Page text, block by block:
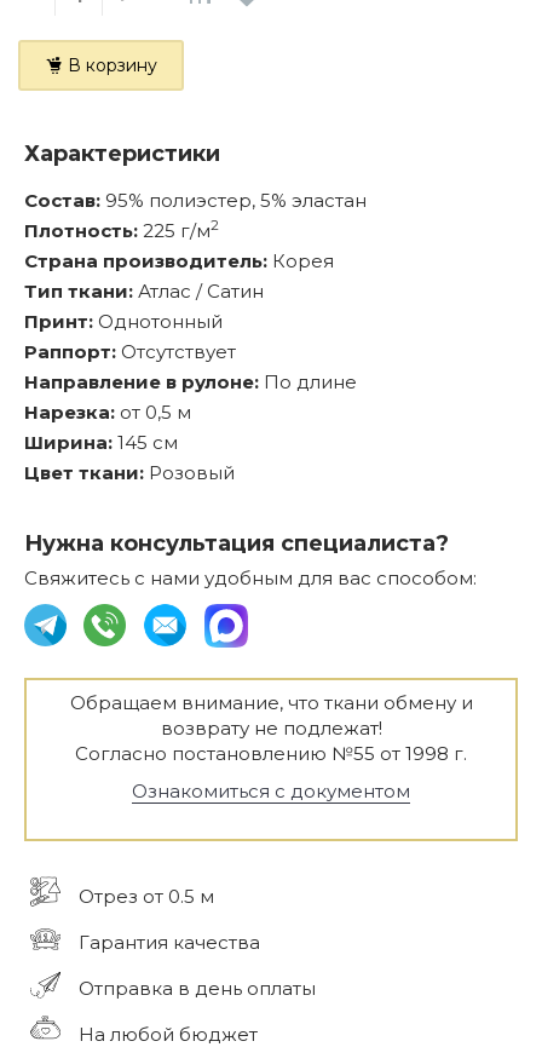
В корзину
Характеристики
Состав: 95% полиэстер, 5% эластан
Плотность: 225 г/м2
Страна производитель: Корея
Тип ткани: Атлас / Сатин
Принт: Однотонный
Раппорт: Отсутствует
Направление в рулоне: По длине
Нарезка: от 0,5 м
Ширина: 145 см
Цвет ткани: Розовый
Нужна консультация специалиста?
Свяжитесь с нами удобным для вас способом:
Обращаем внимание, что ткани обмену и
возврату не подлежат!
Согласно постановлению №55 от 1998 г.
Ознакомиться с документом
Отрез от 0.5 м
Гарантия качества
Отправка в день оплаты
На любой бюджет